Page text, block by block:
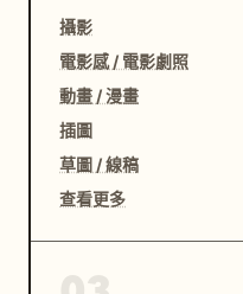
攝影
電影感 / 電影劇照
動畫 / 漫畫
插圖
草圖 / 線稿
查看更多